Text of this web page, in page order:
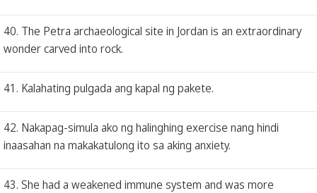
40. The Petra archaeological site in Jordan is an extraordinary
wonder carved into rock.
41. Kalahating pulgada ang kapal ng pakete.
42. Nakapag-simula ako ng halinghing exercise nang hindi
inaasahan na makakatulong ito sa aking anxiety.
43. She had a weakened immune system and was more